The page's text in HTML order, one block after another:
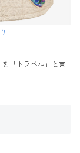
「トラベル」と言